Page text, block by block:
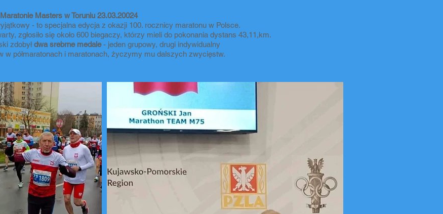
Masters w Toruniu 23.03.20024
- to specjalna edycja z okazji 100. rocznicy maratonu w Polsce.
zgłosiło się około 600 biegaczy, którzy mieli do pokonania dystans 43,11,km.
zdobyłdwa srebrne medale- jeden grupowy, drugi indywidualny
w półmaratonach i maratonach, życzymy mu dalszych zwycięstw.